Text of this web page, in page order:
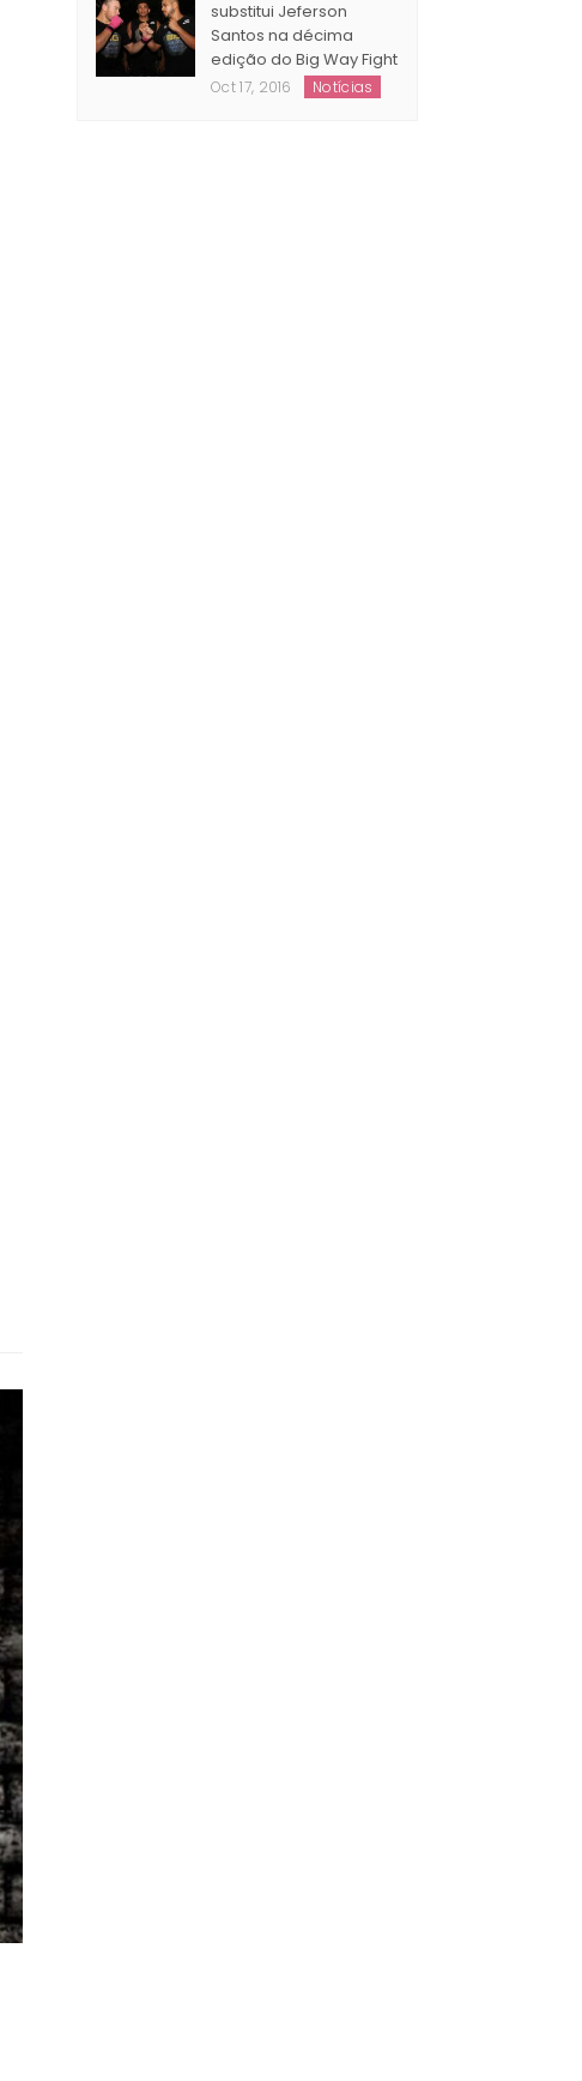
substitui Jeferson
Santos na décima
edição do Big Way Fight
Oct 17, 2016 Notícias